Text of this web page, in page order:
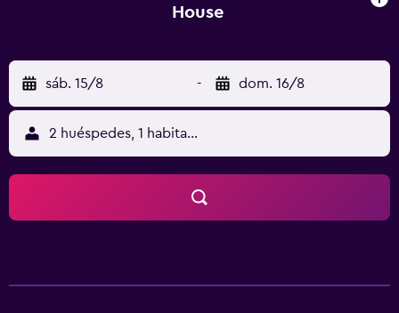
House
sáb. 15/8 - dom. 16/8
2 huéspedes, 1 habitación